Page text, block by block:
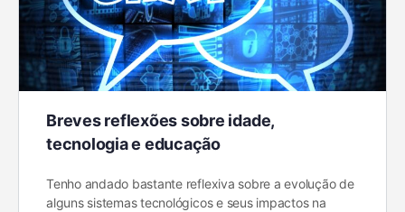
Breves reflexões sobre idade,
tecnologia e educação
Tenho andado bastante reflexiva sobre a evolução de
alguns sistemas tecnológicos e seus impactos na